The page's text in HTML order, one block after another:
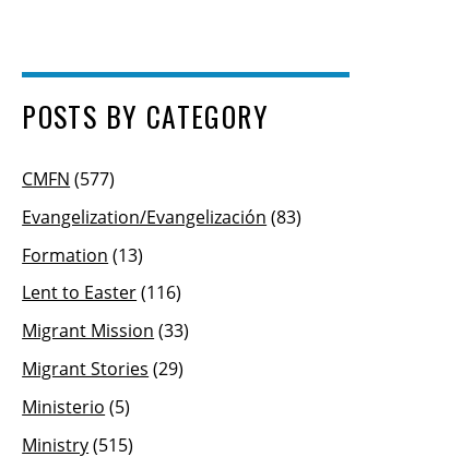
POSTS BY CATEGORY
CMFN (577)
Evangelization/Evangelización (83)
Formation (13)
Lent to Easter(116)
Migrant Mission (33)
Migrant Stories (29)
Ministerio (5)
Ministry(515)